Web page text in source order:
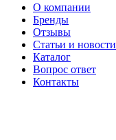
О компании
Бренды
Отзывы
Статьи и новости
Каталог
Вопрос ответ
Контакты